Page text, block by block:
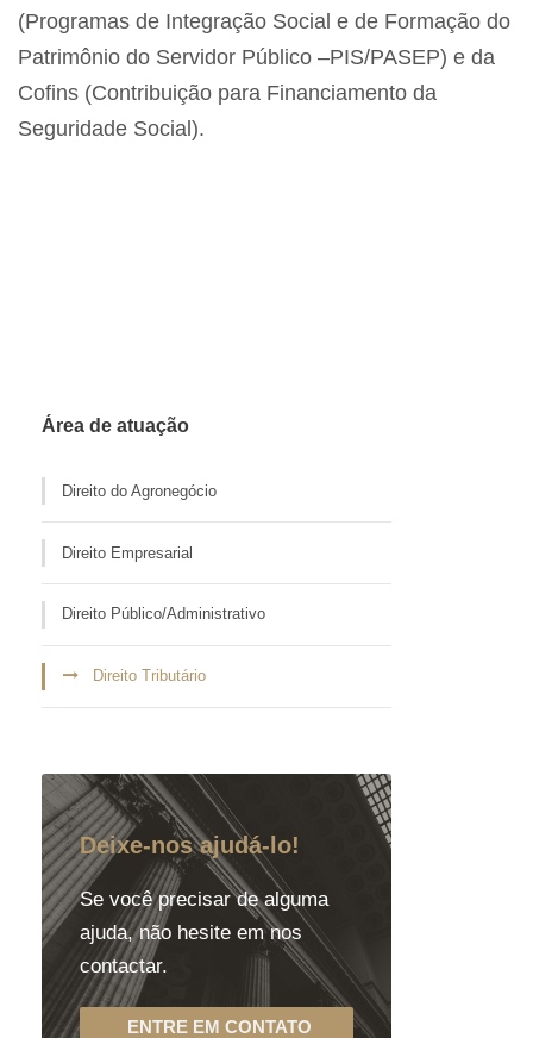
(Programas de Integração Social e de Formação do
Patrimônio do Servidor Público –PIS/PASEP) e da
Cofins (Contribuição para Financiamento da
Seguridade Social).
Área de atuação
Direito do Agronegócio
Direito Empresarial
Direito Público/Administrativo
Direito Tributário
Deixe-nos ajudá-lo!
Se você precisar de alguma
ajuda, não hesite em nos
contactar.
ENTRE EM CONTATO